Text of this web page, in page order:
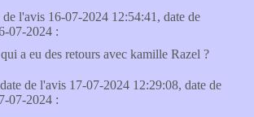
de l'avis 16-07-2024 12:54:41, date de
07-2024 :
a eu des retours avec kamille Razel ?
de l'avis 17-07-2024 12:29:08, date de
07-2024 :